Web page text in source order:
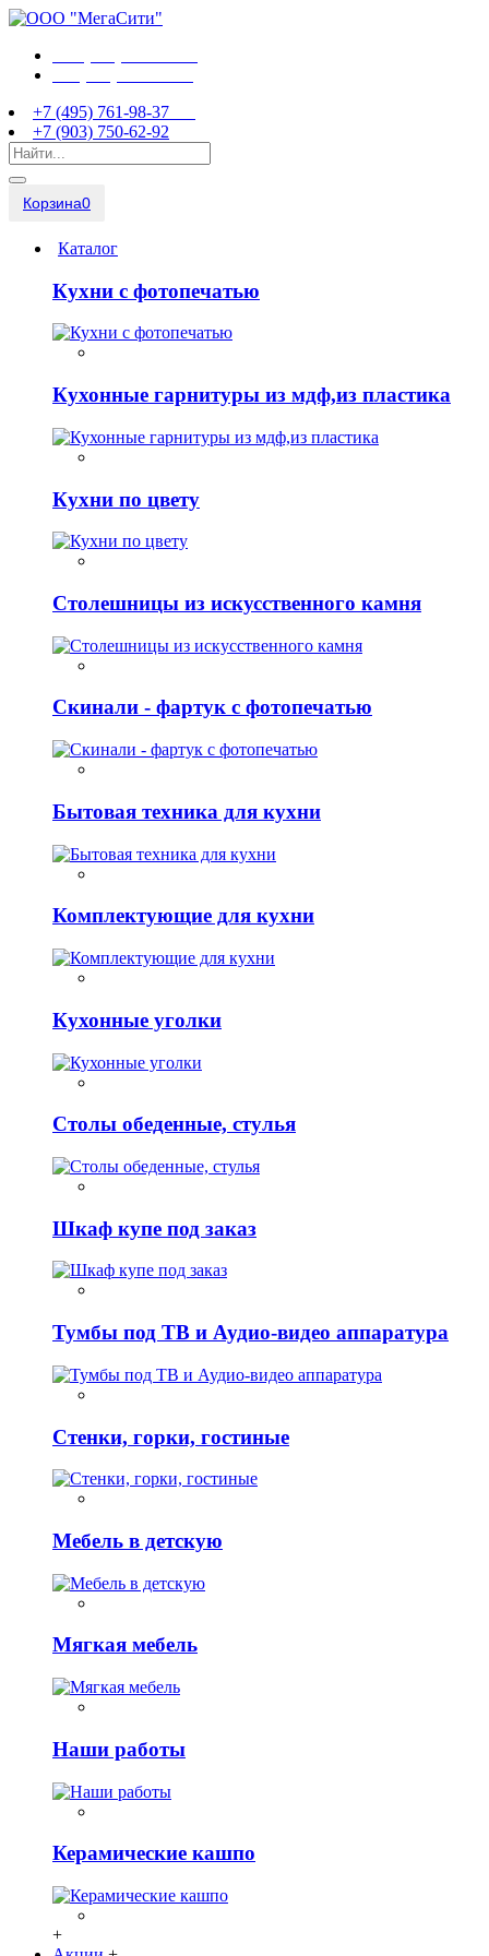
+7 (495) 761-98-37
+7 (903) 750-62-92
Корзина0
Каталог
Кухни с фотопечатью
Кухонные гарнитуры из мдф,из пластика
Кухни по цвету
Столешницы из искусственного камня
Скинали - фартук с фотопечатью
Бытовая техника для кухни
Комплектующие для кухни
Кухонные уголки
Столы обеденные, стулья
Шкаф купе под заказ
Тумбы под ТВ и Аудио-видео аппаратура
Стенки, горки, гостиные
Мебель в детскую
Мягкая мебель
Наши работы
Керамические кашпо
+